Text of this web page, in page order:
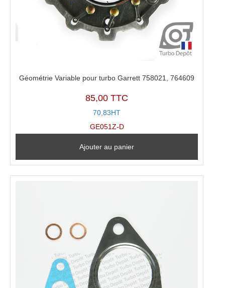
Géométrie Variable pour turbo Garrett 758021, 764609
85,00 TTC
70,83HT
GE051Z-D
Ajouter au panier